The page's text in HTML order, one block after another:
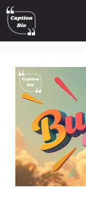
Skip
content